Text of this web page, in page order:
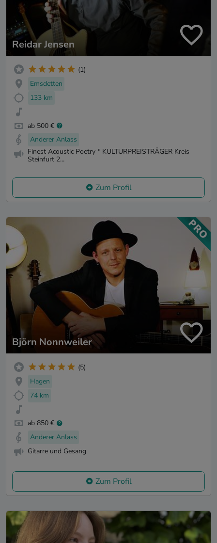
Reidar Jensen
(1)
Emsdetten
133 km
ab 500 €
Anderer Anlass
Finest Acoustic Poetry * KULTURPREISTRÄGER Kreis
Steinfurt 2...
Zum Profil
Björn Nonnweiler
(5)
Hagen
74 km
ab 850 €
Anderer Anlass
Gitarre und Gesang
Zum Profil